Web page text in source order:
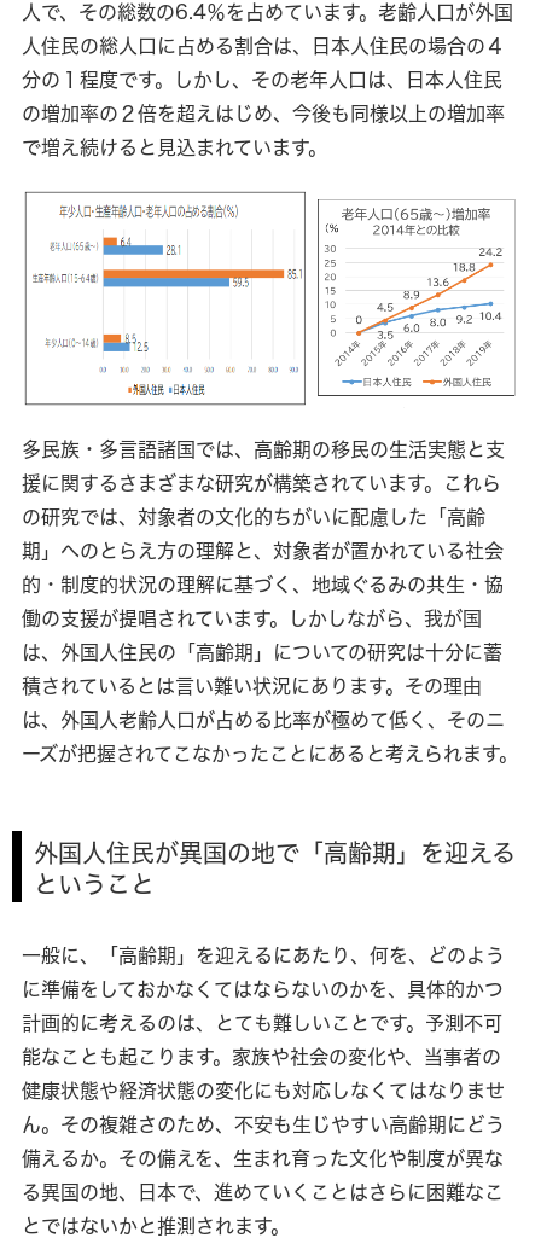
人で、その総数の6.4％を占めています。老齢人口が外国
人住民の総人口に占める割合は、日本人住民の場合の４
分の１程度です。しかし、その老年人口は、日本人住民
の増加率の２倍を超えはじめ、今後も同様以上の増加率
で増え続けると見込まれています。
多民族・多言語諸国では、高齢期の移民の生活実態と支
援に関するさまざまな研究が構築されています。これら
の研究では、対象者の文化的ちがいに配慮した「高齢
期」へのとらえ方の理解と、対象者が置かれている社会
的・制度的状況の理解に基づく、地域ぐるみの共生・協
働の支援が提唱されています。しかしながら、我が国
は、外国人住民の「高齢期」についての研究は十分に蓄
積されているとは言い難い状況にあります。その理由
は、外国人老齢人口が占める比率が極めて低く、そのニ
ーズが把握されてこなかったことにあると考えられます。
外国人住民が異国の地で「高齢期」を迎える
ということ
一般に、「高齢期」を迎えるにあたり、何を、どのよう
に準備をしておかなくてはならないのかを、具体的かつ
計画的に考えるのは、とても難しいことです。予測不可
能なことも起こります。家族や社会の変化や、当事者の
健康状態や経済状態の変化にも対応しなくてはなりませ
ん。その複雑さのため、不安も生じやすい高齢期にどう
備えるか。その備えを、生まれ育った文化や制度が異な
る異国の地、日本で、進めていくことはさらに困難なこ
とではないかと推測されます。